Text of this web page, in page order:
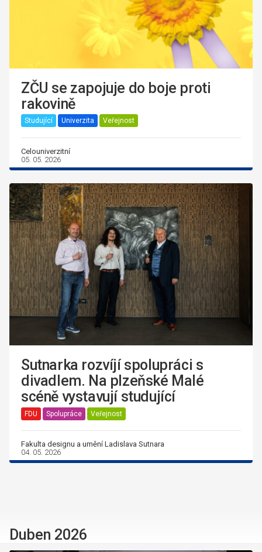
ZČU se zapojuje do boje proti
rakovině
Studující Univerzita Veřejnost
Celouniverzitní
05. 05. 2026
Sutnarka rozvíjí spolupráci s
divadlem. Na plzeňské Malé
scéně vystavují studující
FDU Spolupráce Veřejnost
Fakulta designu a umění Ladislava Sutnara
04. 05. 2026
Duben 2026